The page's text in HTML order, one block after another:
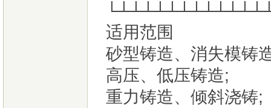
适用范围
砂型铸造、消失模铸
高压、低压铸造;
重力铸造、倾斜浇铸;